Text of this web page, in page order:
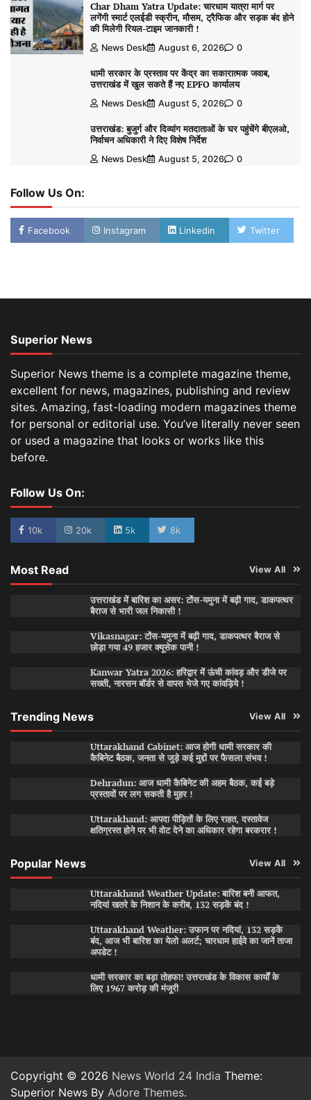
Char Dham Yatra Update: चारधाम यात्रा मार्ग पर
लगेंगी स्मार्ट एलईडी स्क्रीन, मौसम, ट्रैफिक और सड़क बंद होने
की मिलेगी रियल-टाइम जानकारी !
News Desk August 6, 2026 0
धामी सरकार के प्रस्ताव पर केंद्र का सकारात्मक जवाब,
उत्तराखंड में खुल सकते हैं नए EPFO कार्यालय
News Desk August 5, 2026 0
उत्तराखंड: बुजुर्ग और दिव्यांग मतदाताओं के घर पहुंचेंगे बीएलओ,
निर्वाचन अधिकारी ने दिए विशेष निर्देश
News Desk August 5, 2026 0
Follow Us On:
Facebook Instagram Linkedin Twitter
Superior News
Superior News theme is a complete magazine theme,
excellent for news, magazines, publishing and review
sites. Amazing, fast-loading modern magazines theme
for personal or editorial use. You’ve literally never seen
or used a magazine that looks or works like this
before.
Follow Us On:
10k 20k 5k 8k
Most Read View All
उत्तराखंड में बारिश का असर: टोंस-यमुना में बढ़ी गाद, डाकपत्थर
बैराज से भारी जल निकासी !
Vikasnagar: टोंस-यमुना में बढ़ी गाद, डाकपत्थर बैराज से
छोड़ा गया 49 हजार क्यूसेक पानी !
Kanwar Yatra 2026: हरिद्वार में ऊंची कांवड़ और डीजे पर
सख्ती, नारसन बॉर्डर से वापस भेजे गए कांवड़िये !
Trending News View All
Uttarakhand Cabinet: आज होगी धामी सरकार की
कैबिनेट बैठक, जनता से जुड़े कई मुद्दों पर फैसला संभव !
Dehradun: आज धामी कैबिनेट की अहम बैठक, कई बड़े
प्रस्तावों पर लग सकती है मुहर !
Uttarakhand: आपदा पीड़ितों के लिए राहत, दस्तावेज
क्षतिग्रस्त होने पर भी वोट देने का अधिकार रहेगा बरकरार !
Popular News View All
Uttarakhand Weather Update: बारिश बनी आफत,
नदियां खतरे के निशान के करीब, 132 सड़कें बंद !
Uttarakhand Weather: उफान पर नदियां, 132 सड़कें
बंद, आज भी बारिश का येलो अलर्ट; चारधाम हाईवे का जानें ताजा
अपडेट !
धामी सरकार का बड़ा तोहफा! उत्तराखंड के विकास कार्यों के
लिए 1967 करोड़ की मंजूरी
Copyright © 2026 News World 24 India Theme:
Superior News By Adore Themes.